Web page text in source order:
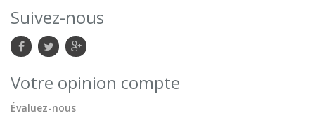
Suivez-nous
Votre opinion compte
Évaluez-nous